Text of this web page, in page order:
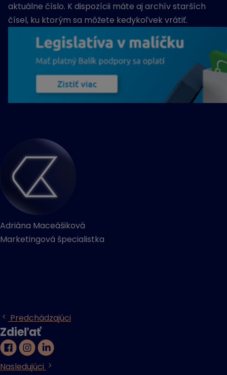
aktuálne číslo. K dispozícii máte aj archív starších
čísel, ku ktorým sa môžete kedykoľvek vrátiť.
Adriána Maceášiková
Marketingová špecialistka
Predchádzajúci
Zdieľať
Nasledujúci